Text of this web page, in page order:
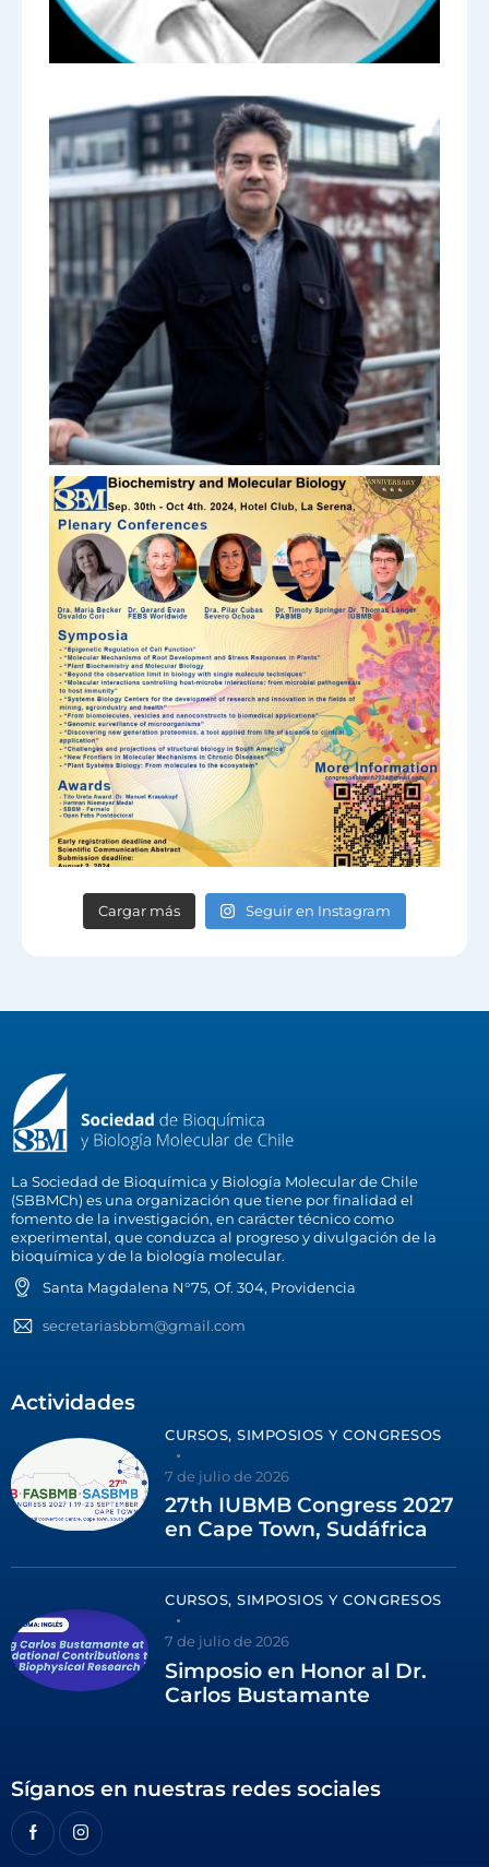
Cargar más Seguir en Instagram
La Sociedad de Bioquímica y Biología Molecular de Chile
(SBBMCh) es una organización que tiene por finalidad el
fomento de la investigación, en carácter técnico como
experimental, que conduzca al progreso y divulgación de la
bioquímica y de la biología molecular.
Santa Magdalena N°75, Of. 304, Providencia
secretariasbbm@gmail.com
Actividades
CURSOS, SIMPOSIOS Y CONGRESOS
7 de julio de 2026
27th IUBMB Congress 2027
en Cape Town, Sudáfrica
CURSOS, SIMPOSIOS Y CONGRESOS
7 de julio de 2026
Simposio en Honor al Dr.
Carlos Bustamante
Síganos en nuestras redes sociales